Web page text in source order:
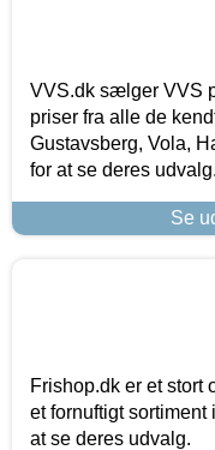
VVS.dk sælger VVS
priser fra alle de
Gustavsberg, Vola,
for at se deres udvalg.
Se
Frishop.dk er et stort
et fornuftigt
at se deres udvalg.